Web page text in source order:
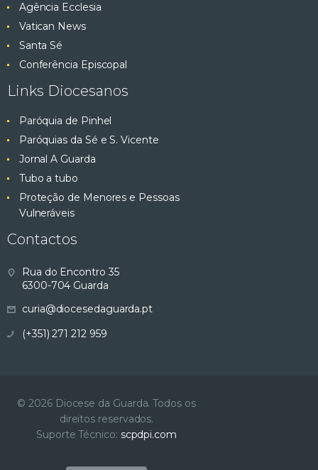
Agência Ecclesia
Vatican News
Santa Sé
Conferência Episcopal
Links Diocesanos
Paróquia de Pinhel
Paróquias da Sé e S. Vicente
Jornal A Guarda
Tubo a tubo
Proteção de Menores e Pessoas
Vulneráveis
Contactos
Rua do Encontro 35
6300-704 Guarda
curia@diocesedaguarda.pt
(+351) 271 212 959
© 2026 Diocese da Guarda. Todos os
direitos reservados.
Suporte Técnico: scpdpi.com